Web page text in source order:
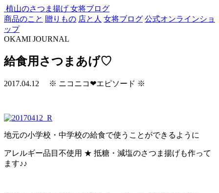
植山のさつま揚げ 女将ブログ
商品のこと 贈りもの 店と人 女将ブログ 公式オンラインショ
ップ
OKAMI JOURNAL
給食用さつまあげ♡
2017.04.12 ※ ニコニコ❤エピソード ※
地元の小学校・中学校の給食で使うことができるように
アレルギー品目不使用 ★ 抵糖・減塩のさつま揚げも作って
ます♪♪